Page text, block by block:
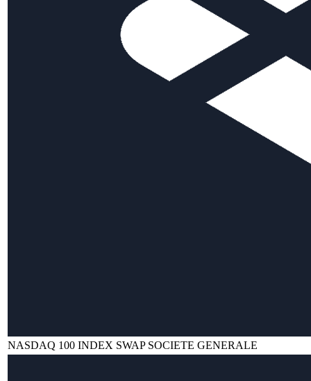
NASDAQ 100 INDEX SWAP SOCIETE GENERALE